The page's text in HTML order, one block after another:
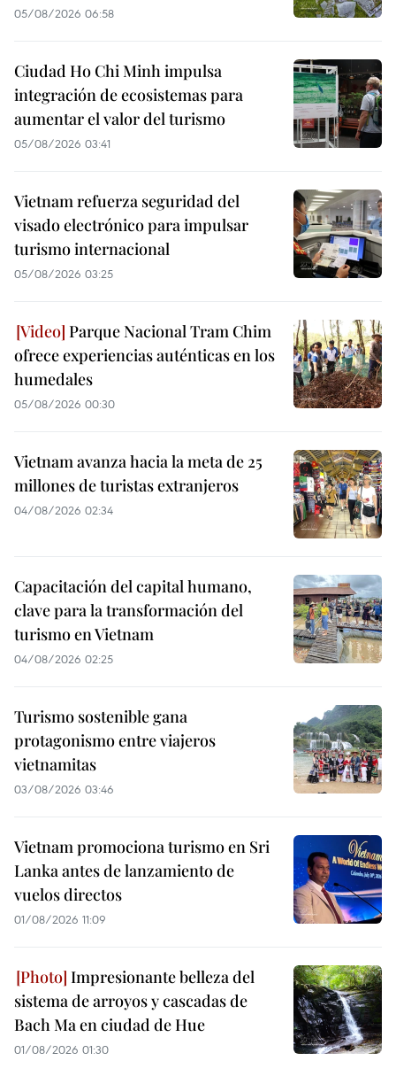
05/08/2026 06:58
Ciudad Ho Chi Minh impulsa
integración de ecosistemas para
aumentar el valor del turismo
05/08/2026 03:41
Vietnam refuerza seguridad del
visado electrónico para impulsar
turismo internacional
05/08/2026 03:25
Parque Nacional Tram Chim
ofrece experiencias auténticas en los
humedales
05/08/2026 00:30
Vietnam avanza hacia la meta de 25
millones de turistas extranjeros
04/08/2026 02:34
Capacitación del capital humano,
clave para la transformación del
turismo en Vietnam
04/08/2026 02:25
Turismo sostenible gana
protagonismo entre viajeros
vietnamitas
03/08/2026 03:46
Vietnam promociona turismo en Sri
Lanka antes de lanzamiento de
vuelos directos
01/08/2026 11:09
Impresionante belleza del
sistema de arroyos y cascadas de
Bach Ma en ciudad de Hue
01/08/2026 01:30